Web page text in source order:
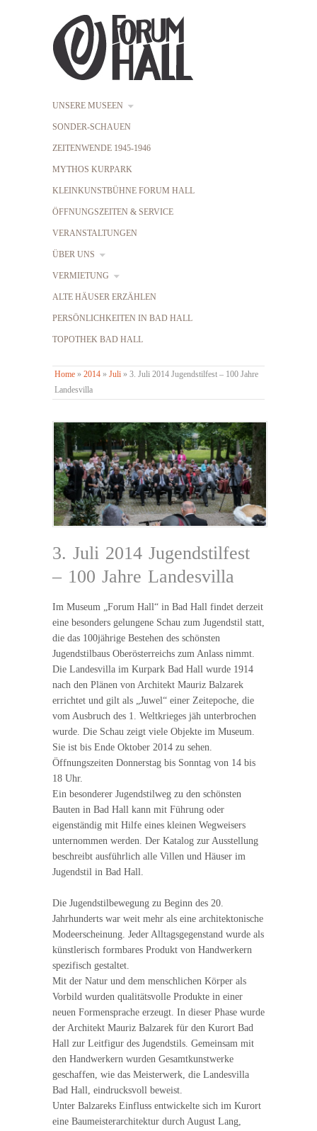
UNSERE MUSEEN
SONDER-SCHAUEN
ZEITENWENDE 1945-1946
MYTHOS KURPARK
KLEINKUNSTBÜHNE FORUM HALL
ÖFFNUNGSZEITEN & SERVICE
VERANSTALTUNGEN
ÜBER UNS
VERMIETUNG
ALTE HÄUSER ERZÄHLEN
PERSÖNLICHKEITEN IN BAD HALL
TOPOTHEK BAD HALL
Home » 2014 » Juli » 3. Juli 2014 Jugendstilfest – 100 Jahre
Landesvilla
3. Juli 2014 Jugendstilfest
– 100 Jahre Landesvilla
Im Museum „Forum Hall“ in Bad Hall findet derzeit
eine besonders gelungene Schau zum Jugendstil statt,
die das 100jährige Bestehen des schönsten
Jugendstilbaus Oberösterreichs zum Anlass nimmt.
Die Landesvilla im Kurpark Bad Hall wurde 1914
nach den Plänen von Architekt Mauriz Balzarek
errichtet und gilt als „Juwel“ einer Zeitepoche, die
vom Ausbruch des 1. Weltkrieges jäh unterbrochen
wurde. Die Schau zeigt viele Objekte im Museum.
Sie ist bis Ende Oktober 2014 zu sehen.
Öffnungszeiten Donnerstag bis Sonntag von 14 bis
18 Uhr.
Ein besonderer Jugendstilweg zu den schönsten
Bauten in Bad Hall kann mit Führung oder
eigenständig mit Hilfe eines kleinen Wegweisers
unternommen werden. Der Katalog zur Ausstellung
beschreibt ausführlich alle Villen und Häuser im
Jugendstil in Bad Hall.
Die Jugendstilbewegung zu Beginn des 20.
Jahrhunderts war weit mehr als eine architektonische
Modeerscheinung. Jeder Alltagsgegenstand wurde als
künstlerisch formbares Produkt von Handwerkern
spezifisch gestaltet.
Mit der Natur und dem menschlichen Körper als
Vorbild wurden qualitätsvolle Produkte in einer
neuen Formensprache erzeugt. In dieser Phase wurde
der Architekt Mauriz Balzarek für den Kurort Bad
Hall zur Leitfigur des Jugendstils. Gemeinsam mit
den Handwerkern wurden Gesamtkunstwerke
geschaffen, wie das Meisterwerk, die Landesvilla
Bad Hall, eindrucksvoll beweist.
Unter Balzareks Einfluss entwickelte sich im Kurort
eine Baumeisterarchitektur durch August Lang,